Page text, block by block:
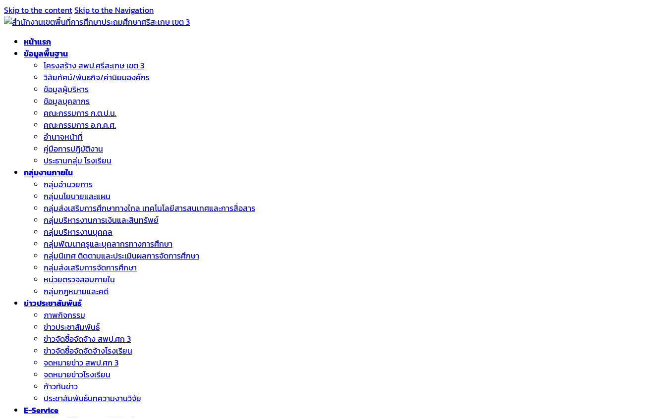
Skip to the contentSkip to the Navigation
หน้าแรก
ข้อมูลพื้นฐาน
โครงสร้าง สพป.ศรีสะเกษ เขต 3
วิสัยทัศน์/พันธกิจ/ค่านิยมองค์กร
ข้อมูลผู้บริหาร
ข้อมูลบุคลากร
คณะกรรมการ ก.ต.ป.น.
คณะกรรมการ อ.ก.ค.ศ.
อำนาจหน้าที่
คู่มือการปฏิบัติงาน
ประธานกลุ่ม โรงเรียน
กลุ่มงานภายใน
กลุ่มอำนวยการ
กลุ่มนโยบายและแผน
กลุ่มส่งเสริมการศึกษาทางไกล เทคโนโลยีสารสนเทศและการสื่อสาร
กลุ่มบริหารงานการเงินและสินทรัพย์
กลุ่มบริหารงานบุคคล
กลุ่มพัฒนาครูและบุคลากรทางการศึกษา
กลุ่มนิเทศ ติดตามและประเมินผลการจัดการศึกษา
กลุ่มส่งเสริมการจัดการศึกษา
หน่วยตรวจสอบภายใน
กลุ่มกฎหมายและคดี
ข่าวประชาสัมพันธ์
ภาพกิจกรรม
ข่าวประชาสัมพันธ์
ข่าวจัดชื้อจัดจ้าง สพป.ศก 3
ข่าวจัดซื้อจัดจัดจ้างโรงเรียน
จดหมายข่าว สพป.ศก 3
จดหมายข่าวโรงเรียน
ก้าวทันข่าว
ประชาสัมพันธ์บทความงานวิจัย
E-Service